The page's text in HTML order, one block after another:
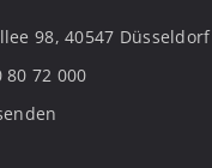
98, 40547 Düsseldorf
80 72 000